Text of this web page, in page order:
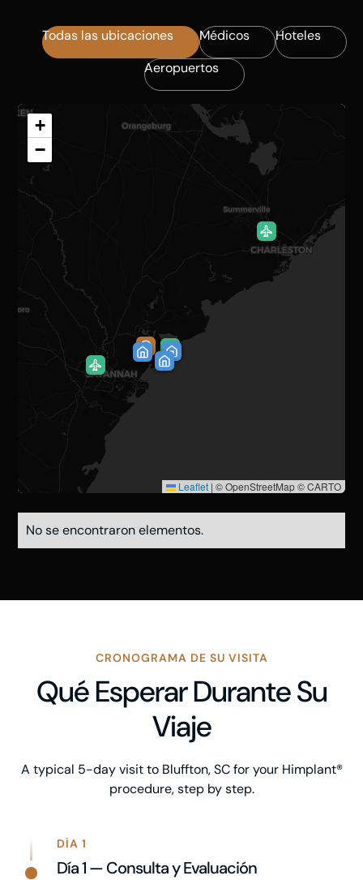
Todas las ubicaciones Médicos
Hoteles
Aeropuertos
+
−
Leaflet | © OpenStreetMap © CARTO
No se encontraron elementos.
CRONOGRAMA DE SU VISITA
Qué Esperar Durante Su
Viaje
A typical 5-day visit to Bluffton, SC for your Himplant®
procedure, step by step.
DÍA 1
Día 1 — Consulta y Evaluación